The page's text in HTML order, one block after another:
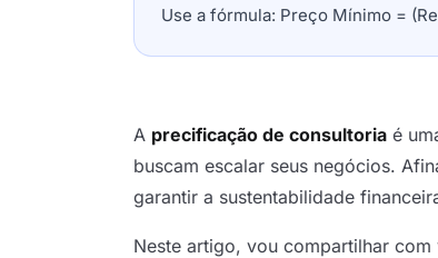
Use a fórmula: Preço Mínimo =
A precificação de consultoria é
buscam escalar seus negócios.
garantir a sustentabilidade
Neste artigo, vou compartilhar